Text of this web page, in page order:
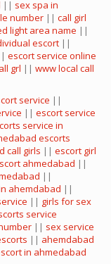
|| sex spa in
number || call girl
light area name ||
escort ||
escort service online
grl || www local call
service ||
|| escort service
service in
escorts
call girls || escort girl
ahmedabad ||
||
ahemdabad ||
|| girls for sex
service
|| sex service
|| ahemdabad
in ahmedabad